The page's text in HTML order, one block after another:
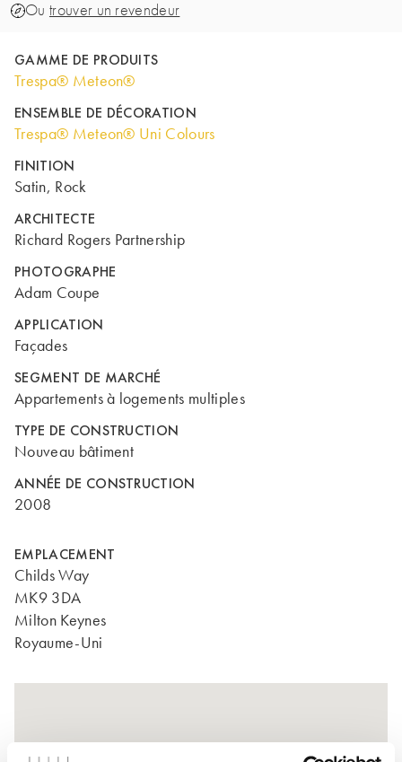
Ou trouver un revendeur
GAMME DE PRODUITS
Trespa® Meteon®
ENSEMBLE DE DÉCORATION
Trespa® Meteon® Uni Colours
FINITION
Satin, Rock
ARCHITECTE
Richard Rogers Partnership
PHOTOGRAPHE
Adam Coupe
APPLICATION
Façades
SEGMENT DE MARCHÉ
Appartements à logements multiples
TYPE DE CONSTRUCTION
Nouveau bâtiment
ANNÉE DE CONSTRUCTION
2008
EMPLACEMENT
Childs Way
MK9 3DA
Milton Keynes
Royaume-Uni